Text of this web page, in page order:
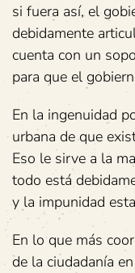
si fuera así, el
debidamente
cuenta con un
para que el
En la ingenuidad
urbana de que
Eso le sirve a la
todo está
y la impunidad
En lo que más
de la ciudadanía